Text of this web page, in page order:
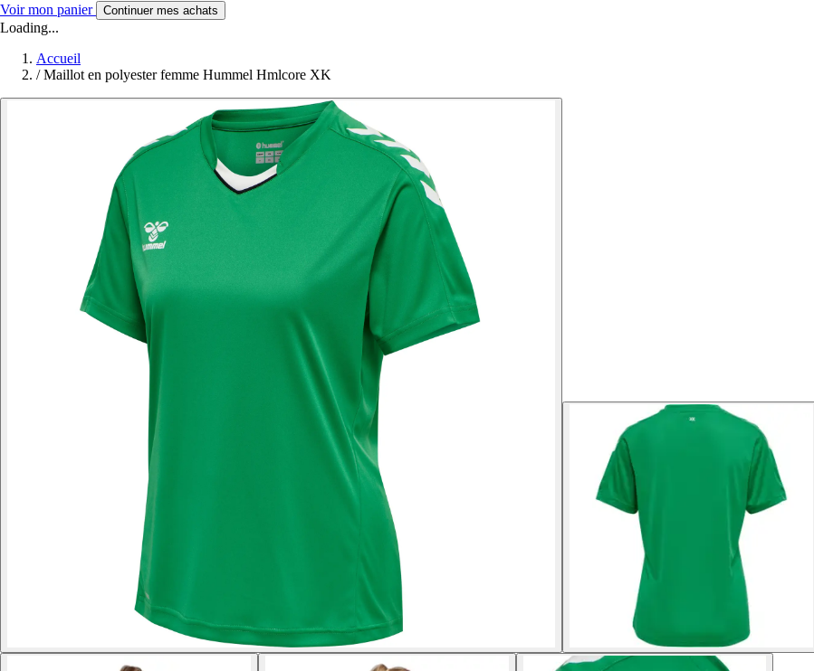
Voir mon panier Continuer mes achats
Loading...
Accueil
/ Maillot en polyester femme Hummel Hmlcore XK